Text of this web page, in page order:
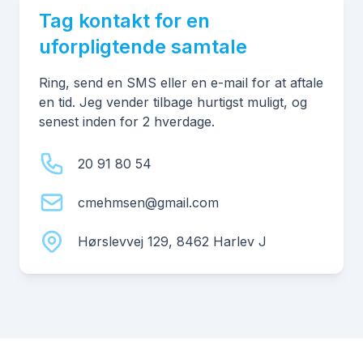
Tag kontakt for en
uforpligtende samtale
Ring, send en SMS eller en e-mail for at aftale
en tid. Jeg vender tilbage hurtigst muligt, og
senest inden for 2 hverdage.
20 91 80 54
cmehmsen@gmail.com
Hørslevvej 129, 8462 Harlev J